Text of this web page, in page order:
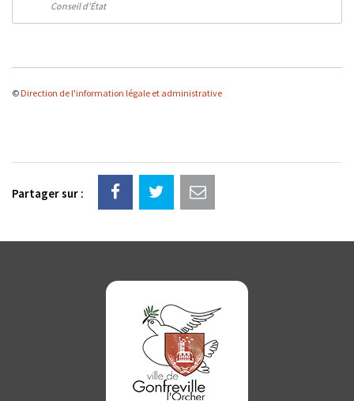
Conseil d'État
© Direction de l'information légale et administrative
Partager sur :